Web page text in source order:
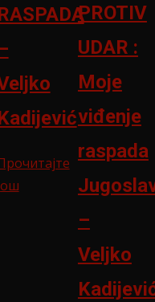
PROTIV
UDAR :
Moje
viđenje
raspada
–
Veljko